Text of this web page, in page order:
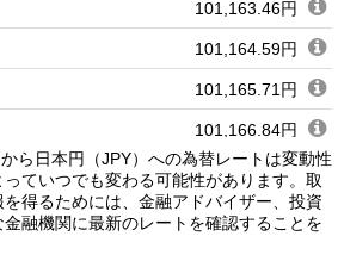
101,163.46円
101,164.59円
101,165.71円
101,166.84円
101,167.96円
101,169.08円
ら日本円（JPY）への為替レートは変動性
ていつでも変わる可能性があります。取
得るためには、金融アドバイザー、投資
融機関に最新のレートを確認することを